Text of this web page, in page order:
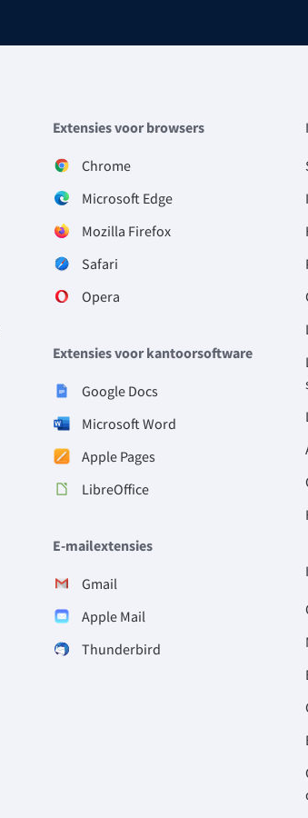
Extensies voor browsers
Chrome
Microsoft Edge
Mozilla Firefox
Safari
Opera
Extensies voor kantoorsoftware
Google Docs
Microsoft Word
Apple Pages
LibreOffice
E-mailextensies
Gmail
Apple Mail
Thunderbird